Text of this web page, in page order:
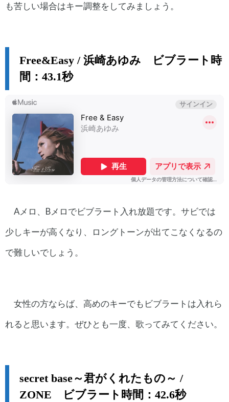
も苦しい場合はキー調整をしてみましょう。
Free&Easy / 浜崎あゆみ ビブラート時
間：43.1秒
Aメロ、Bメロでビブラート入れ放題です。サビでは
少しキーが高くなり、ロングトーンが出てこなくなるの
で難しいでしょう。
女性の方ならば、高めのキーでもビブラートは入れら
れると思います。ぜひとも一度、歌ってみてください。
secret base～君がくれたもの～ /
ZONE ビブラート時間：42.6秒